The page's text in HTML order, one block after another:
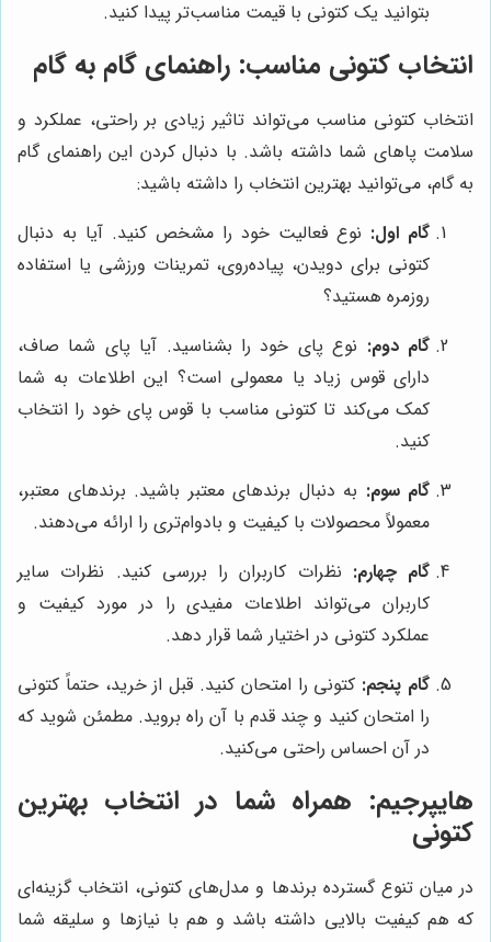
بتوانید یک کتونی با قیمت مناسب‌تر پیدا کنید.
انتخاب کتونی مناسب: راهنمای گام به گام
انتخاب کتونی مناسب می‌تواند تاثیر زیادی بر راحتی، عملکرد و
سلامت پاهای شما داشته باشد. با دنبال کردن این راهنمای گام
به گام، می‌توانید بهترین انتخاب را داشته باشید:
گام اول: نوع فعالیت خود را مشخص کنید. آیا به دنبال
کتونی برای دویدن، پیاده‌روی، تمرینات ورزشی یا استفاده
روزمره هستید؟
گام دوم: نوع پای خود را بشناسید. آیا پای شما صاف،
دارای قوس زیاد یا معمولی است؟ این اطلاعات به شما
کمک می‌کند تا کتونی مناسب با قوس پای خود را انتخاب
کنید.
گام سوم: به دنبال برندهای معتبر باشید. برندهای معتبر،
معمولاً محصولات با کیفیت و بادوام‌تری را ارائه می‌دهند.
گام چهارم: نظرات کاربران را بررسی کنید. نظرات سایر
کاربران می‌تواند اطلاعات مفیدی را در مورد کیفیت و
عملکرد کتونی در اختیار شما قرار دهد.
گام پنجم: کتونی را امتحان کنید. قبل از خرید، حتماً کتونی
را امتحان کنید و چند قدم با آن راه بروید. مطمئن شوید که
در آن احساس راحتی می‌کنید.
هایپرجیم: همراه شما در انتخاب بهترین
کتونی
در میان تنوع گسترده برندها و مدل‌های کتونی، انتخاب گزینه‌ای
که هم کیفیت بالایی داشته باشد و هم با نیازها و سلیقه شما